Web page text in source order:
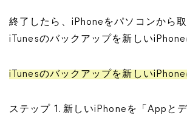
終了したら、iPhoneをパソコンから取
iTunesのバックアップを新しいiPhone
iTunesのバックアップを新しい
ステップ 1. 新しいiPhoneを「Appと